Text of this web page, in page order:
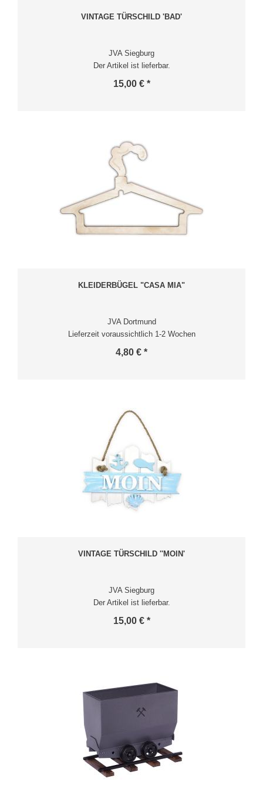
VINTAGE TÜRSCHILD 'BAD'
JVA Siegburg
Der Artikel ist lieferbar.
15,00 € *
KLEIDERBÜGEL "CASA MIA"
JVA Dortmund
Lieferzeit voraussichtlich 1-2 Wochen
4,80 € *
VINTAGE TÜRSCHILD ''MOIN'
JVA Siegburg
Der Artikel ist lieferbar.
15,00 € *